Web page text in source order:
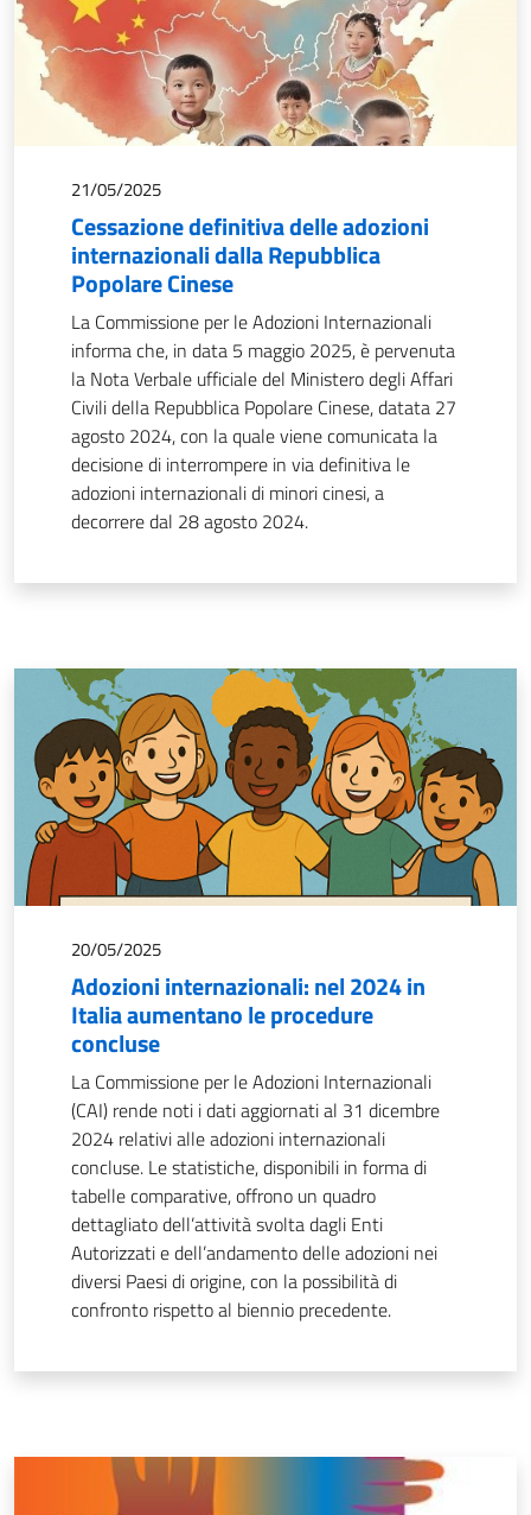
21/05/2025
Cessazione definitiva delle adozioni
internazionali dalla Repubblica
Popolare Cinese
La Commissione per le Adozioni Internazionali
informa che, in data 5 maggio 2025, è pervenuta
la Nota Verbale ufficiale del Ministero degli Affari
Civili della Repubblica Popolare Cinese, datata 27
agosto 2024, con la quale viene comunicata la
decisione di interrompere in via definitiva le
adozioni internazionali di minori cinesi, a
decorrere dal 28 agosto 2024.
20/05/2025
Adozioni internazionali: nel 2024 in
Italia aumentano le procedure
concluse
La Commissione per le Adozioni Internazionali
(CAI) rende noti i dati aggiornati al 31 dicembre
2024 relativi alle adozioni internazionali
concluse. Le statistiche, disponibili in forma di
tabelle comparative, offrono un quadro
dettagliato dell’attività svolta dagli Enti
Autorizzati e dell’andamento delle adozioni nei
diversi Paesi di origine, con la possibilità di
confronto rispetto al biennio precedente.